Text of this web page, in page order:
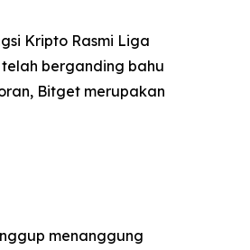
Kripto Rasmi Liga
berganding bahu
Bitget merupakan
menanggung